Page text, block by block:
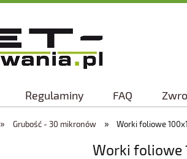
Regulaminy FAQ
» Grubość - 30 mikronów » Worki foliowe
Worki foliowe